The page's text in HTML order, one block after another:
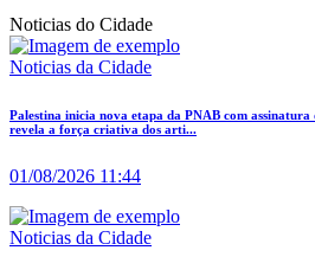
Noticias do Cidade
Noticias da Cidade
Palestina inicia nova etapa da PNAB com assinatura
revela a força criativa dos arti...
01/08/2026 11:44
Noticias da Cidade